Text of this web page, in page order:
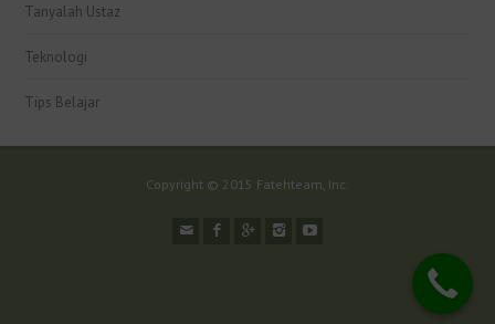
Tanyalah Ustaz
Teknologi
Tips Belajar
Copyright © 2015 Fatehteam, Inc.